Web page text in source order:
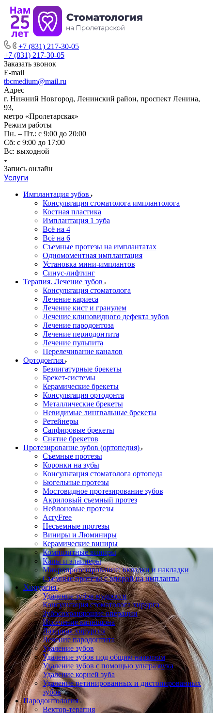
+7 (831) 217-30-05
+7 (831) 217-30-05
Заказать звонок
E-mail
tbcmedium@mail.ru
Адрес
г. Нижний Новгород, Ленинский район, проспект Ленина,
93,
метро «Пролетарская»
Режим работы
Пн. – Пт.: с 9:00 до 20:00
Cб: с 9:00 до 17:00
Вс: выходной
Запись онлайн
Услуги
Имплантация зубов
Консультация стоматолога имплантолога
Костная пластика
Имплантация 1 зуба
Всё на 4
Всё на 6
Съемные протезы на имплантатах
Одномоментная имплантация
Установка мини-имплантов
Синус-лифтинг
Терапия. Лечение зубов
Консультация стоматолога
Лечение кариеса
Лечение кист и гранулем
Лечение клиновидного дефекта зубов
Лечение пародонтоза
Лечение периодонтита
Лечение пульпита
Перелечивание каналов
Ортодонтия
Безлигатурные брекеты
Брекет-системы
Керамические брекеты
Консультация ортодонта
Металлические брекеты
Невидимые лингвальные брекеты
Ретейнеры
Сапфировые брекеты
Снятие брекетов
Протезирование зубов (ортопедия)
Съемные протезы
Коронки на зубы
Консультация стоматолога ортопеда
Бюгельные протезы
Мостовидное протезирование зубов
Акриловый съемный протез
Нейлоновые протезы
AcryFree
Несъемные протезы
Виниры и Люминиры
Керамические виниры
Композитные виниры
Капы и элайнеры
Микропротезирование: вкладки и накладки
Съемные протезы с опорой на импланты
Хирургия
Удаление зубов мудрости
Консультация стоматолога хирурга
Зубосохраняющие операции
Иссечение капюшона
Лазерная хирургия
Лечение пародонтита
Удаление зубов
Удаление зубов под общим наркозом
Удаление зубов с помощью ультразвука
Удаление корней зуба
Удаление ретинированных и дистопированных
зубов
Пародонтология
Вектор-терапия